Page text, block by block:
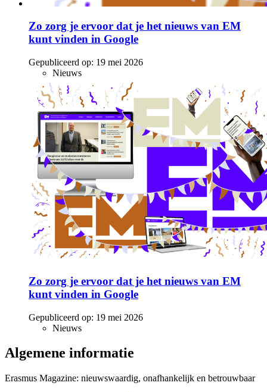
Zo zorg je ervoor dat je het nieuws van EM
kunt vinden in Google
Gepubliceerd op: 19 mei 2026
Nieuws
Zo zorg je ervoor dat je het nieuws van EM
kunt vinden in Google
Gepubliceerd op: 19 mei 2026
Nieuws
Algemene informatie
Erasmus Magazine: nieuwswaardig, onafhankelijk en betrouwbaar